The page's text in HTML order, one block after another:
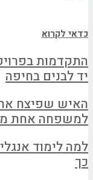
כדאי לקרוא
התקדמות
יד לבנים בחיפה
האיש שפיצח
למשפחה אחת מעל
למה לימוד
כך